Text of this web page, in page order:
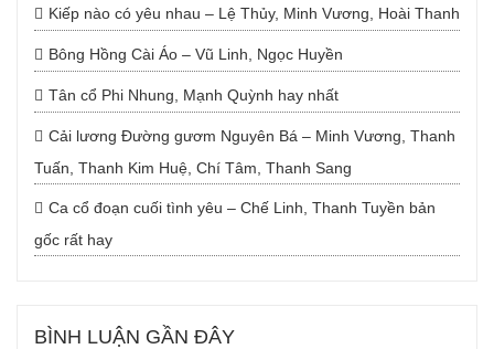
Kiếp nào có yêu nhau – Lệ Thủy, Minh Vương, Hoài Thanh
Bông Hồng Cài Áo – Vũ Linh, Ngọc Huyền
Tân cổ Phi Nhung, Mạnh Quỳnh hay nhất
Cải lương Đường gươm Nguyên Bá – Minh Vương, Thanh
Tuấn, Thanh Kim Huệ, Chí Tâm, Thanh Sang
Ca cổ đoạn cuối tình yêu – Chế Linh, Thanh Tuyền bản
gốc rất hay
BÌNH LUẬN GẦN ĐÂY